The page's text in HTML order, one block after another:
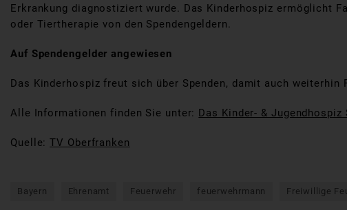
Erkrankung diagnostiziert wurde. Das Kinderhospiz ermöglicht
oder Tiertherapie von den Spendengeldern.
Auf Spendengelder angewiesen
Das Kinderhospiz freut sich über Spenden, damit auch
Alle Informationen finden Sie unter: Das Kinder- &
Quelle:TV Oberfranken
Bayern Ehrenamt Feuerwehr feuerwehrmann Freiwillige